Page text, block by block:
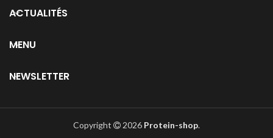
ACTUALITÉS
MENU
NEWSLETTER
Copyright 2026 Protein-shop.